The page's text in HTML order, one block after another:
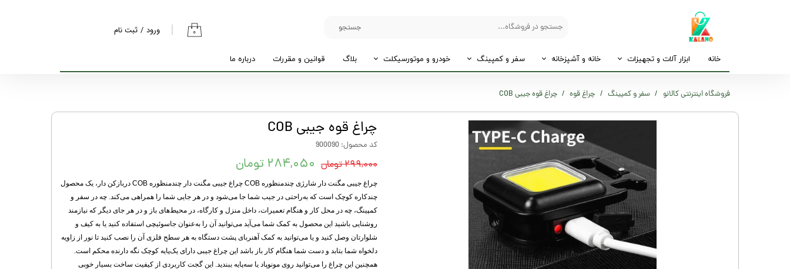
جستجو ۰ ورود / ثبت نام
تغییر گذر واژه
خروج از حساب
خانه ابزار آلات و تجهیزات خانه و آشپزخانه سفر و کمپینگ خودرو و موتورسیکلت بلاگ قوانین و مقررات درباره ما
فروشگاه اینترنتی کالانو سفر و کمپینگ چراغ قوه چراغ قوه جیبی COB
چراغ قوه جیبی COB
کد محصول: 900090
۲۹۹,۰۰۰ تومان ۲۸۴,۰۵۰ تومان
چراغ جیبی مگنت دار شارژی چندمنظوره COB چراغ جیبی مگنت دار چندمنظوره COB دربازکن دار، یک محصول
چندکاره کوچک است که به‌راحتی در جیب شما جا می‌شود و در هر جایی شما را همراهی می‌کند. چه در سفر و
کمپینگ، چه در محل کار و هنگام تعمیرات، داخل منزل و کارگاه، در محیط‌های باز و در هر جای دیگر که نیازمند
روشنایی باشید این محصول به کمک شما می‌آید می‌توانید آن را به‌عنوان جاسوئیچی استفاده کنید یا به کیف و
شلوارتان وصل کنید و یا می‌توانید به کمک آهنربای پشت دستگاه به هر سطح فلزی آن را نصب کنید تا نور از زاویه
دلخواه شما بتابد و دست شما هنگام کار باز باشد این چراغ جیبی دارای یک‌پایه کوچک نگه دارنده محکم است.
همچنین این چراغ را می‌توانید روی مونوپاد یا سه‌پایه ببندید. این گجت کاربردی از کیفیت ساخت بسیار خوبی